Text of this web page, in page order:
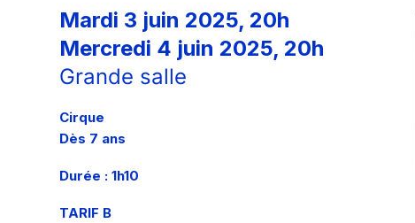
Mardi 3 juin 2025, 20h
Mercredi 4 juin 2025, 20h
Grande salle
Cirque
Dès 7 ans
Durée : 1h10
TARIF B